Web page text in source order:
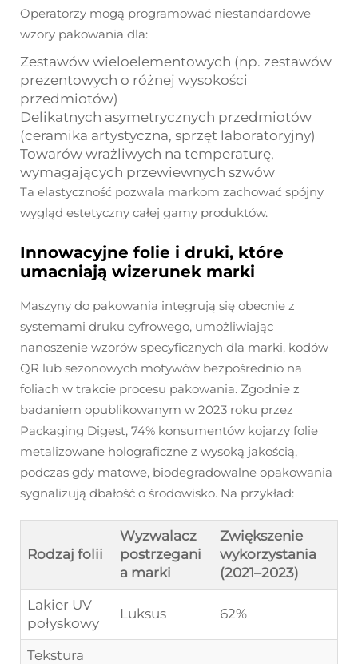
Operatorzy mogą programować niestandardowe
wzory pakowania dla:
Zestawów wieloelementowych (np. zestawów
prezentowych o różnej wysokości
przedmiotów)
Delikatnych asymetrycznych przedmiotów
(ceramika artystyczna, sprzęt laboratoryjny)
Towarów wrażliwych na temperaturę,
wymagających przewiewnych szwów
Ta elastyczność pozwala markom zachować spójny
wygląd estetyczny całej gamy produktów.
Innowacyjne folie i druki, które
umacniają wizerunek marki
Maszyny do pakowania integrują się obecnie z
systemami druku cyfrowego, umożliwiając
nanoszenie wzorów specyficznych dla marki, kodów
QR lub sezonowych motywów bezpośrednio na
foliach w trakcie procesu pakowania. Zgodnie z
badaniem opublikowanym w 2023 roku przez
Packaging Digest, 74% konsumentów kojarzy folie
metalizowane holograficzne z wysoką jakością,
podczas gdy matowe, biodegradowalne opakowania
sygnalizują dbałość o środowisko. Na przykład:
Rodzaj folii
Wyzwalacz
postrzegani
a marki
Zwiększenie
wykorzystania
(2021–2023)
Lakier UV
połyskowy
Luksus 62%
Tekstura